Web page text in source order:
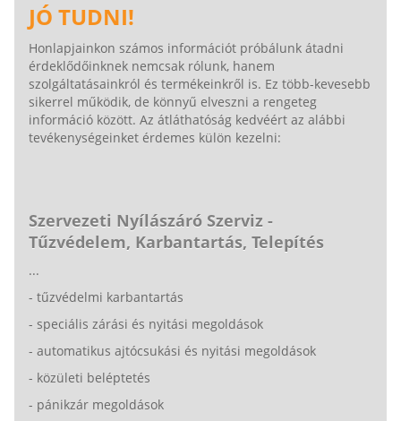
JÓ TUDNI!
Honlapjainkon számos információt próbálunk átadni
érdeklődőinknek nemcsak rólunk, hanem
szolgáltatásainkról és termékeinkről is. Ez több-kevesebb
sikerrel működik, de könnyű elveszni a rengeteg
információ között. Az átláthatóság kedvéért az alábbi
tevékenységeinket érdemes külön kezelni:
Szervezeti Nyílászáró Szerviz -
Tűzvédelem, Karbantartás, Telepítés
...
- tűzvédelmi karbantartás
- speciális zárási és nyitási megoldások
- automatikus ajtócsukási és nyitási megoldások
- közületi beléptetés
- pánikzár megoldások